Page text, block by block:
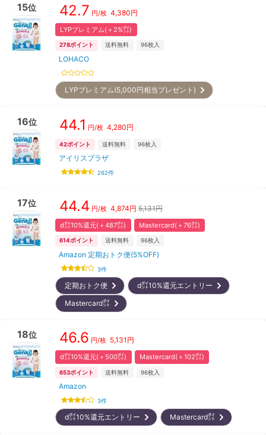
15位 42.7 円/枚 4,380円
LYPプレミアム(＋2%㌽)
278ポイント 送料無料 96枚入
LOHACO
LYPプレミアム(5,000円相当プレゼント)
16位 44.1 円/枚 4,280円
42ポイント 送料無料 96枚入
アイリスプラザ
262件
17位 44.4 円/枚 4,874円 5,131円
d㌽10%還元(＋487㌽) Mastercard(＋76㌽)
614ポイント 送料無料 96枚入
Amazon 定期おトク便(5%OFF)
3件
定期おトク便
d㌽10%還元エントリー
Mastercard㌽
18位 46.6 円/枚 5,131 円
d㌽10%還元(＋500㌽) Mastercard(＋102㌽)
653ポイント 送料無料 96枚入
Amazon
3件
d㌽10%還元エントリー Mastercard㌽